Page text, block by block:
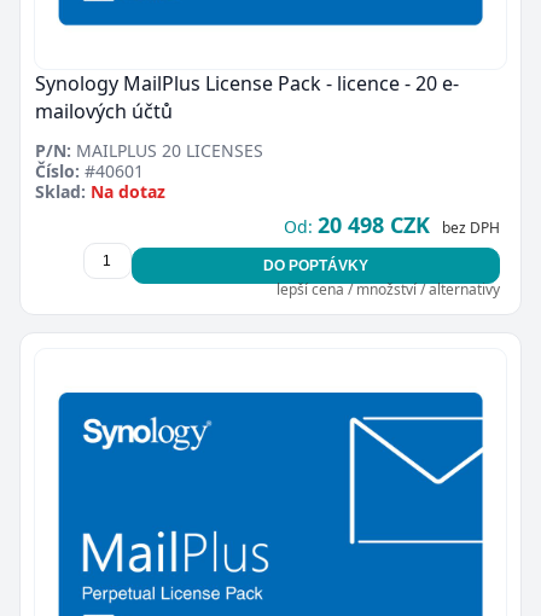
Synology MailPlus License Pack - licence - 20 e-
mailových účtů
P/N: MAILPLUS 20 LICENSES
Číslo: #40601
Sklad: Na dotaz
Od: 20 498 CZK bez DPH
DO POPTÁVKY
lepší cena / množství / alternativy